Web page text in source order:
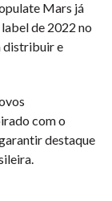
Mars já
de 2022 no
distribuir e
com o
destaque